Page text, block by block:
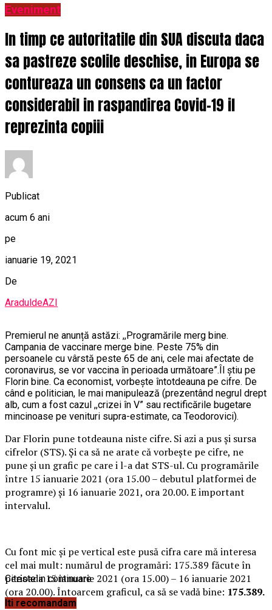
Eveniment
In timp ce autoritatile din SUA discuta daca
sa pastreze scolile deschise, in Europa se
contureaza un consens ca un factor
considerabil in raspandirea Covid-19 il
reprezinta copiii
Publicat
acum 6 ani
pe
ianuarie 19, 2021
De
AraduldeAZI
Premierul ne anunță astăzi: ,,Programările merg bine.
Campania de vaccinare merge bine. Peste 75% din
persoanele cu vârstă peste 65 de ani, cele mai afectate de
coronavirus, se vor vaccina în perioada următoare”.Îl știu pe
Florin bine. Ca economist, vorbește întotdeauna pe cifre. De
când e politician, le mai manipulează (prezentând negrul drept
alb, cum a fost cazul ,,crizei în V” sau rectificările bugetare
mincinoase pe venituri supra-estimate, ca Teodorovici).
Dar Florin pune totdeauna niste cifre. Si azi a pus și sursa
cifrelor (STS). Și ca să ne arate că vorbește pe cifre, ne
pune și un grafic pe care i l-a dat STS-ul. Cu programările
între 15 ianuarie 2021 (ora 15.00 – debutul platformei de
programre) și 16 ianuarie 2021, ora 20.00. E important
intervalul.
Cu font mic și pe vertical este pusă cifra care mă interesa
cel mai mult: numărul de programări: 175.389 făcute în
perioada 15 ianuarie 2021 (ora 15.00) – 16 ianuarie 2021
(ora 20.00). Întoarcem graficul, ca să se vadă bine: 175.389.
Citeste in continuare
Iti recomandam